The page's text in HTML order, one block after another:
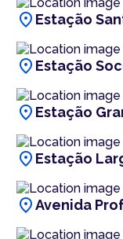
location_on Estação
location_on Estação
location_on Estação
location_on Estação
location_onAvenida